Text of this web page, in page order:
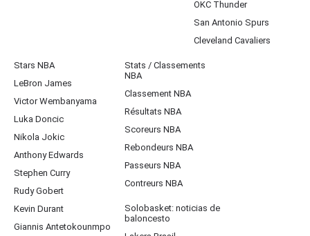
OKC Thunder
San Antonio Spurs
Cleveland Cavaliers
Stars NBA
LeBron James
Victor Wembanyama
Luka Doncic
Nikola Jokic
Anthony Edwards
Stephen Curry
Rudy Gobert
Kevin Durant
Giannis Antetokounmpo
Stats / Classements
NBA
Classement NBA
Résultats NBA
Scoreurs NBA
Rebondeurs NBA
Passeurs NBA
Contreurs NBA
Solobasket: noticias de
baloncesto